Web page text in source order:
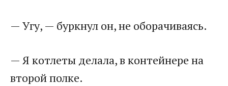
— Угу, — буркнул он, не оборачиваясь.
— Я котлеты делала, в контейнере на
второй полке.